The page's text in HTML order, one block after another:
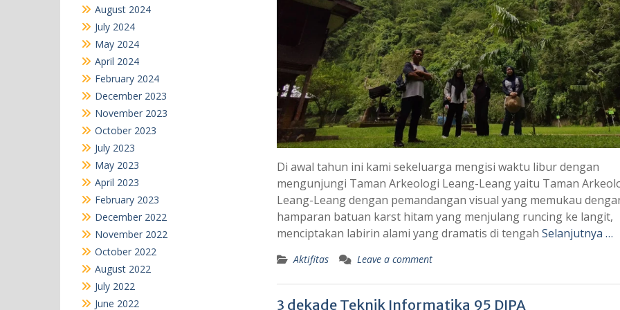
Di awal tahun ini kami sekeluarga mengisi waktu libur dengan
mengunjungi Taman Arkeologi Leang-Leang yaitu Taman
Leang-Leang dengan pemandangan visual yang memukau
hamparan batuan karst hitam yang menjulang runcing ke langit,
menciptakan labirin alami yang dramatis di tengah Selanjutnya …
Aktifitas Leave a comment
3 dekade Teknik Informatika 95 DIPA
August 2024
July 2024
May 2024
April 2024
February 2024
December 2023
November 2023
October 2023
July 2023
May 2023
April 2023
February 2023
December 2022
November 2022
October 2022
August 2022
July 2022
June 2022